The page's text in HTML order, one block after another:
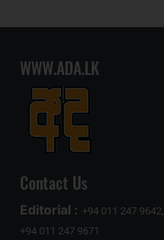
WWW.ADA.LK
Contact Us
Editorial : +94 011 247 9642,
+94 011 247 9671